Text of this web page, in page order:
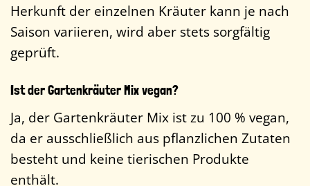
Herkunft der einzelnen Kräuter kann je nach
Saison variieren, wird aber stets sorgfältig
geprüft.
Ist der Gartenkräuter Mix vegan?
Ja, der Gartenkräuter Mix ist zu 100 % vegan,
da er ausschließlich aus pflanzlichen Zutaten
besteht und keine tierischen Produkte
enthält.